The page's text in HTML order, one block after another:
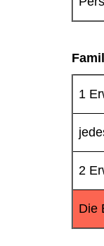
1
2
Die